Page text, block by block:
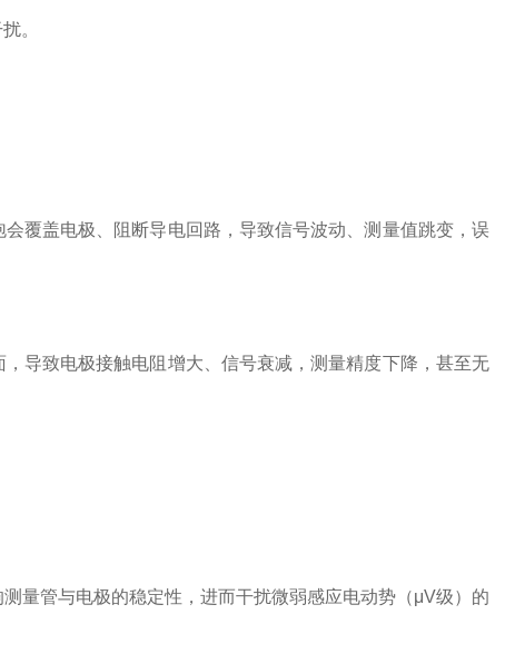
。
覆盖电极、阻断导电回路，导致信号波动、测量值跳变，误
导致电极接触电阻增大、信号衰减，测量精度下降，甚至无
量管与电极的稳定性，进而干扰微弱感应电动势（μV级）的